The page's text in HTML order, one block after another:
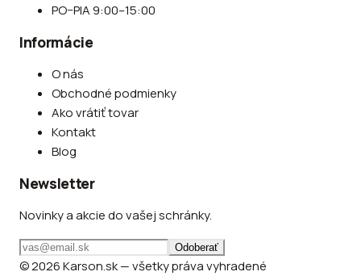
PO–PIA 9:00–15:00
Informácie
O nás
Obchodné podmienky
Ako vrátiť tovar
Kontakt
Blog
Newsletter
Novinky a akcie do vašej schránky.
Odoberať
© 2026 Karson.sk — všetky práva vyhradené